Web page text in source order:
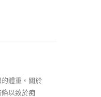
體重。關於
以致於痴